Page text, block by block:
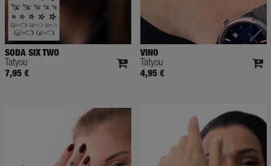
SODA SIX TWO
Tatyou
7,95 €
VINO
Tatyou
4,95 €